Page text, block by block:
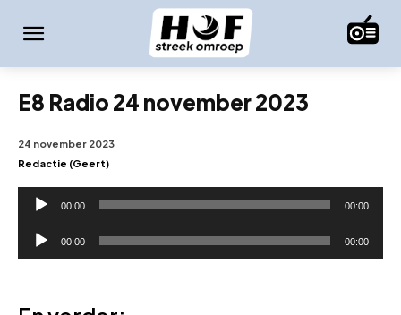
E8 Radio 24 november 2023
24 november 2023
Redactie (Geert)
00:00 00:00
u
00:00 00:00